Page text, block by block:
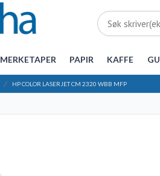
MERKETAPER PAPIR KAFFE
HP COLOR LASERJET CM 2320 WBB MFP